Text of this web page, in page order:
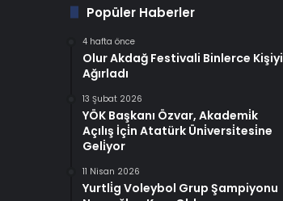
Popüler Haberler
4 hafta önce
Olur Akdağ Festivali Binlerce Kişiyi
Ağırladı
13 Şubat 2026
YÖK Başkanı Özvar, Akademi̇k
Açılış İçi̇n Atatürk Üni̇versi̇tesi̇ne
Geli̇yor
11 Nisan 2026
Yurtli̇g Voleybol Grup Şampiyonu